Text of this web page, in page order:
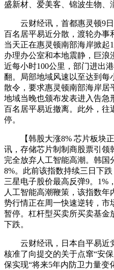
盛新材、爱美客、锦波生物、
云财经讯，首都惠灵顿9日
百名居平易近分散，渡轮办事
当天正在惠灵顿南部海岸掀起
办理办公室和本地震静，巨
近每小时100公里，部门进出
翻。局部地域风速以至达到每
散令，要求惠灵顿南部海岸居
地域当晚也颁布发表进入告急
百名居平易近撤离。此外，往
停。
【韩股大涨8% 芯片板块正
讯，存储芯片制制商股票引领
完全放弃人工智能高潮。韩国
8%。此前该指数持续三日下跌
三星电子股价最高反弹9。1%
人工智能高潮鞭策，该指数年
势行情正在周一快速逆转，市
暂停。杠杆型买卖所买卖基金
下跌。
云财经讯，日本自平易近党
核准了向提交的关于点窜“安
保实现“将来5年内防卫力量变